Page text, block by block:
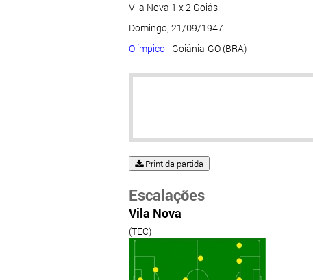
Vila Nova 1 x 2 Goiás
Domingo, 21/09/1947
Olímpico- Goiânia-GO (BRA)
Print da partida
Escalações
Vila Nova
(TEC)